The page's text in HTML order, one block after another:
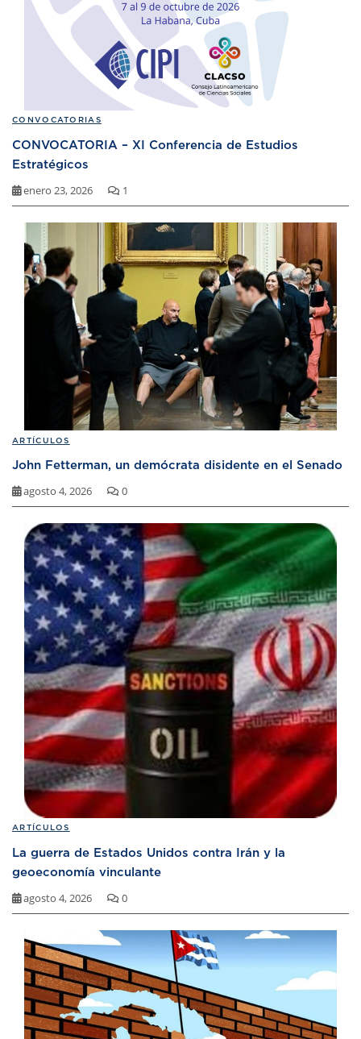
CONVOCATORIAS
CONVOCATORIA – XI Conferencia de Estudios
Estratégicos
enero 23, 2026 1
ARTÍCULOS
John Fetterman, un demócrata disidente en el Senado
agosto 4, 2026 0
ARTÍCULOS
La guerra de Estados Unidos contra Irán y la
geoeconomía vinculante
agosto 4, 2026 0